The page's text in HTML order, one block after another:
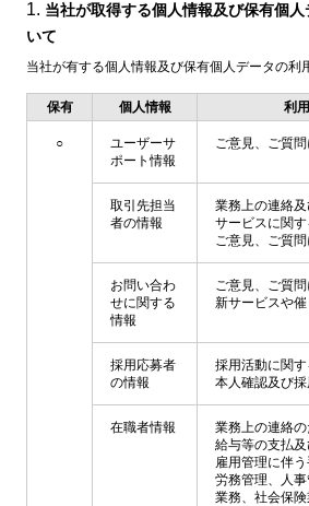
当社が取得する個人情報及び保有個
いて
当社が有する個人情報及び保有個人データの利
保有 個人情報 利
○
ユーザーサ
ポート情報
ご意見、ご質
取引先担当
者の情報
業務上の連絡
サービスに関
ご意見、ご質
お問い合わ
せに関する
情報
ご意見、ご質
新サービスや
採用応募者
の情報
採用活動に関
本人確認及び
在職者情報
業務上の連絡の
給与等の支払
雇用管理に伴
労務管理、人
業務、社会保